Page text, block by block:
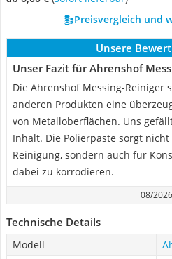
Preisvergleich und
Unsere
Unser Fazit für Ahrenshof
Die Ahrenshof Messing-Reiniger
anderen Produkten eine
von Metalloberflächen. Uns
Inhalt. Die Polierpaste sorgt
Reinigung, sondern auch für
dabei zu korrodieren.
08/2026
Technische Details
Modell